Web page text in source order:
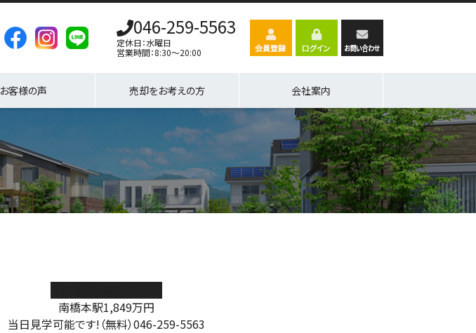
046-259-5563
定休日：水曜日
営業時間：8:30～20:00
お客様の声 売却をお考えの方 会社案内
南橋本駅1,849万円
当日見学可能です!（無料）046-259-5563